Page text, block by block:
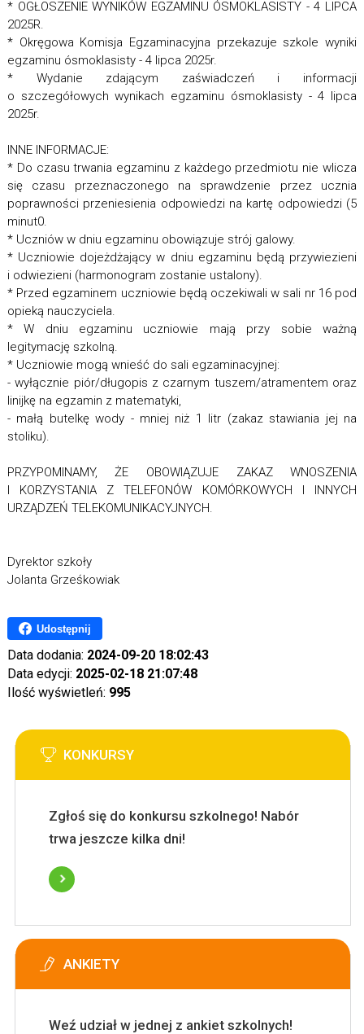
* OGŁOSZENIE WYNIKÓW EGZAMINU ÓSMOKLASISTY - 4 LIPCA
2025R.
* Okręgowa Komisja Egzaminacyjna przekazuje szkole wyniki
egzaminu ósmoklasisty - 4 lipca 2025r.
* Wydanie zdającym zaświadczeń i informacji
o szczegółowych wynikach egzaminu ósmoklasisty - 4 lipca
2025r.
INNE INFORMACJE:
* Do czasu trwania egzaminu z każdego przedmiotu nie wlicza
się czasu przeznaczonego na sprawdzenie przez ucznia
poprawności przeniesienia odpowiedzi na kartę odpowiedzi (5
minut0.
* Uczniów w dniu egzaminu obowiązuje strój galowy.
* Uczniowie dojeżdżający w dniu egzaminu będą przywiezieni
i odwiezieni (harmonogram zostanie ustalony).
* Przed egzaminem uczniowie będą oczekiwali w sali nr 16 pod
opieką nauczyciela.
* W dniu egzaminu uczniowie mają przy sobie ważną
legitymację szkolną.
* Uczniowie mogą wnieść do sali egzaminacyjnej:
- wyłącznie piór/długopis z czarnym tuszem/atramentem oraz
linijkę na egzamin z matematyki,
- małą butelkę wody - mniej niż 1 litr (zakaz stawiania jej na
stoliku).
PRZYPOMINAMY, ŻE OBOWIĄZUJE ZAKAZ WNOSZENIA
I KORZYSTANIA Z TELEFONÓW KOMÓRKOWYCH I INNYCH
URZĄDZEŃ TELEKOMUNIKACYJNYCH.
Dyrektor szkoły
Jolanta Grześkowiak
Udostępnij
Data dodania: 2024-09-20 18:02:43
Data edycji: 2025-02-18 21:07:48
Ilość wyświetleń: 995
KONKURSY
Zgłoś się do konkursu szkolnego! Nabór
trwa jeszcze kilka dni!
ANKIETY
Weź udział w jednej z ankiet szkolnych!